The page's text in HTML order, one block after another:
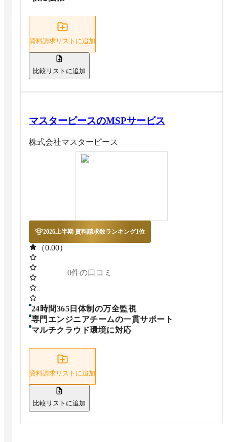
資料請求リストに追加
比較リストに追加
マスターピースのMSPサービス
株式会社マスターピース
2026上半期 資料請求数ランキング1位
（0.00）
0件の口コミ
24時間365日体制の万全監視
専門エンジニアチームの一貫サポート
マルチクラウド環境に対応
資料請求リストに追加
比較リストに追加